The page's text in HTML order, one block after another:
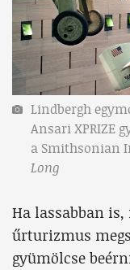
Lindbergh
Ansari XPRIZE
a Smithsonian
Long
Ha lassabban
űrturizmus
gyümölcse